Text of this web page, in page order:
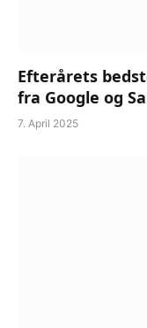
Efterårets
fra Google og
7. April 2025